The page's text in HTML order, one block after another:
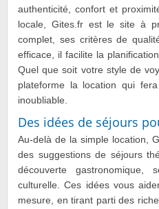
authenticité, confort et
locale, Gites.fr est le site à
complet, ses critères de
efficace, il facilite la
Quel que soit votre style de
plateforme la location qui
inoubliable.
Des idées de séjours
Au-delà de la simple location,
des suggestions de séjours
découverte gastronomique,
culturelle. Ces idées vous
mesure, en tirant parti des